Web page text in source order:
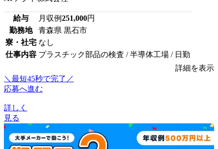
給与 月収例251,000円
勤務地
青森県 黒石市
寮・社宅 なし
仕事内容 プラスチック部品の検査 / 半導体工場 / 日勤
詳細を表示
＼最短45秒で完了／
応募へ進む
詳しく
見る